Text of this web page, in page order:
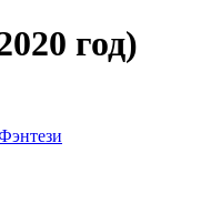
год)